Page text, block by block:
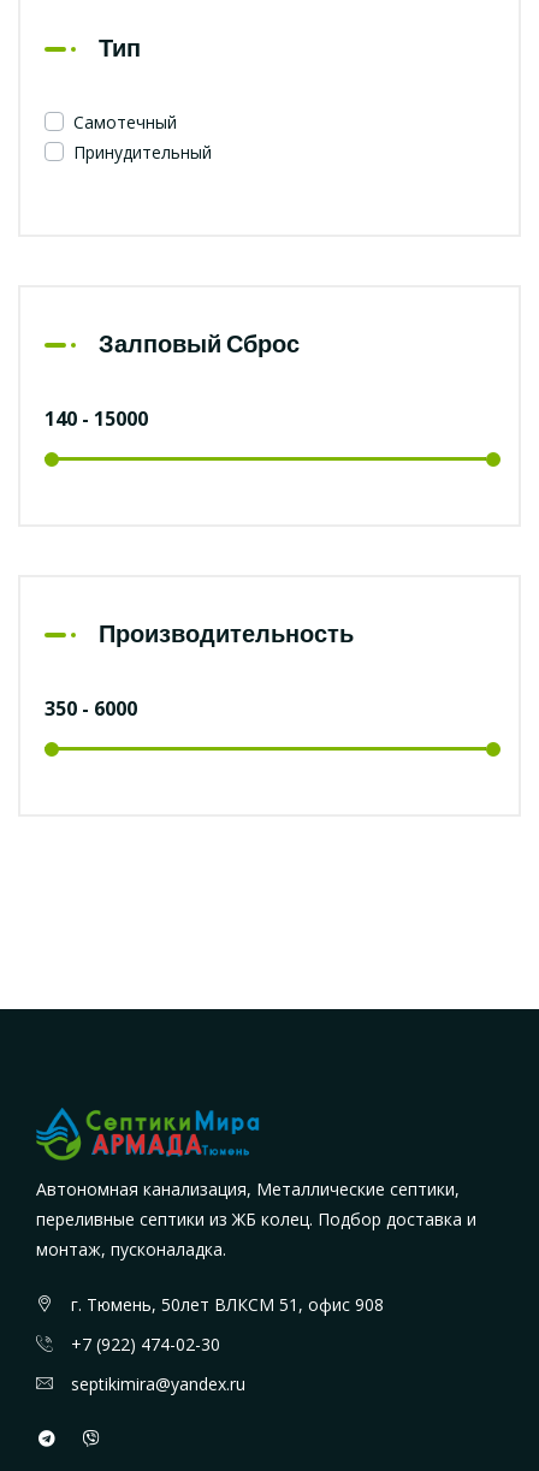
Тип
Самотечный
Принудительный
Залповый Сброс
Производительность
Автономная канализация, Металлические септики,
переливные септики из ЖБ колец. Подбор доставка и
монтаж, пусконаладка.
г. Тюмень, 50лет ВЛКСМ 51, офис 908
+7 (922) 474-02-30
septikimira@yandex.ru